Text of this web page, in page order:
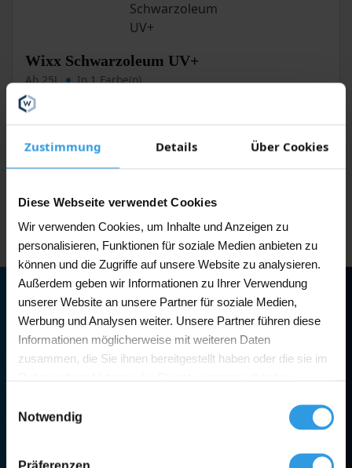
Zustimmung Details Über Cookies
Diese Webseite verwendet Cookies
Wir verwenden Cookies, um Inhalte und Anzeigen zu
personalisieren, Funktionen für soziale Medien anbieten zu
können und die Zugriffe auf unsere Website zu analysieren.
Außerdem geben wir Informationen zu Ihrer Verwendung
unserer Website an unsere Partner für soziale Medien,
Werbung und Analysen weiter. Unsere Partner führen diese
Informationen möglicherweise mit weiteren Daten
zusammen, die Sie ihnen bereitgestellt haben oder die sie im
Notwendig
Präferenzen
Wixx Schwarzoleum UV+
Ab 25L In 1 Farbe(n)
Ab
In den Warenkorb
Dieses
Produkt
weist
mehrere
Die
Optionen
auf
Produktseite
gewählt
werden
Auf Lager
Garantiert günstige Preise
Direkt ab Lager geliefert